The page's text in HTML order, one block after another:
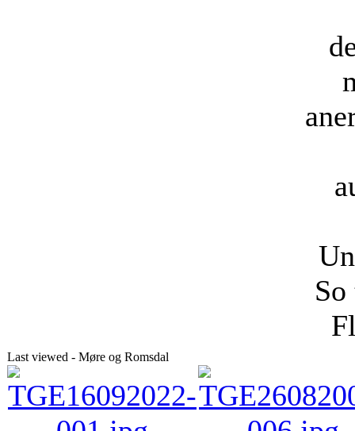
Last viewed - Møre og Romsdal